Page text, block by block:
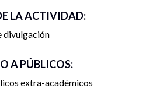
LA ACTIVIDAD:
divulgación
A PÚBLICOS:
extra-académicos